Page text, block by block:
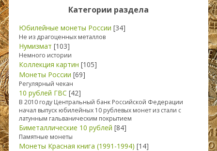
Категории раздела
Юбилейные монеты России [34]
Не из драгоценных металлов
Нумизмат [103]
Немного истории
Коллекция картин [105]
Монеты России [69]
Регулярный чекан
10 рублей ГВС [42]
В 2010 году Центральный банк Российской Федерации
начал выпуск юбилейных 10 рублевых монет из стали с
латунным гальваническим покрытием
Биметаллические 10 рублей [84]
Памятные монеты
Монеты Красная книга (1991-1994) [14]